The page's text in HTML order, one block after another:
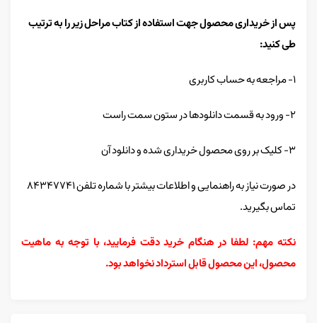
پس از خریداری محصول جهت استفاده از کتاب مراحل زیر را به ترتیب
طی کنید:
۱- مراجعه به حساب کاربری
۲- ورود به قسمت دانلودها در ستون سمت راست
۳- کلیک بر روی محصول خریداری شده و دانلود آن
در صورت نیاز به راهنمایی و اطلاعات بیشتر با شماره تلفن ۸۴۳۴۷۷۴۱
تماس بگیرید.
نکته مهم: لطفا در هنگام خرید دقت فرمایید، با توجه به ماهیت
محصول، این محصول قابل استرداد نخواهد بود.